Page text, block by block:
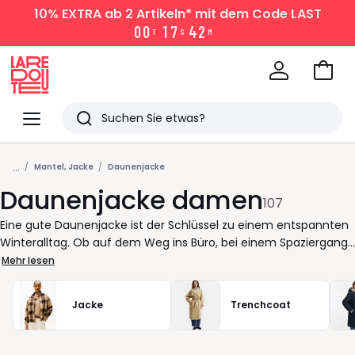
10% EXTRAab 2 Artikeln* mit dem Code LAST
00 T 1 7 S 41
2 M
Menü
Redoute
Suchen
Zuletzt
angesehen
Artikel
Zum
... Mantel, Jacke Daunenjacke
Daunenjacke damen107
Eine gute Daunenjacke ist der Schlüssel zu einem entspannten
Winteralltag. Ob auf dem Weg ins Büro, bei einem Spaziergang
oder im Wochenendprogramm sie hält warm, lässt sich leicht
kombinieren und sorgt dafür, dass Sie sich in jeder Situation
wohlfühlen. Ihr Vorteil: Sie schützt zuverlässig vor Kälte, ohne
aufzutragen, und bleibt dabei angenehm leicht. Bei La Redoute
finden Sie Modelle, die sich Ihrem Lebensrhythmus anpassen.
Mehr lesen
Jacke Trenchcoat